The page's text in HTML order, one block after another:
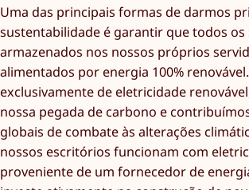
Uma das principais formas de darmos
sustentabilidade é garantir que todos os
armazenados nos nossos próprios
alimentados por energia 100%
exclusivamente de eletricidade
nossa pegada de carbono e
globais de combate às alterações
nossos escritórios funcionam com
proveniente de um fornecedor de